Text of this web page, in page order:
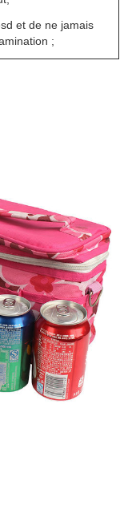
et de ne jamais
;